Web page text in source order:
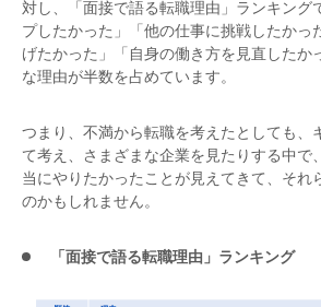
対し、「面接で語る転職理由」ランキング
プしたかった」「他の仕事に挑戦したかっ
げたかった」「自身の働き方を見直したか
な理由が半数を占めています。
つまり、不満から転職を考えたとしても、
て考え、さまざまな企業を見たりする中で
当にやりたかったことが見えてきて、それ
のかもしれません。
「面接で語る転職理由」ランキング